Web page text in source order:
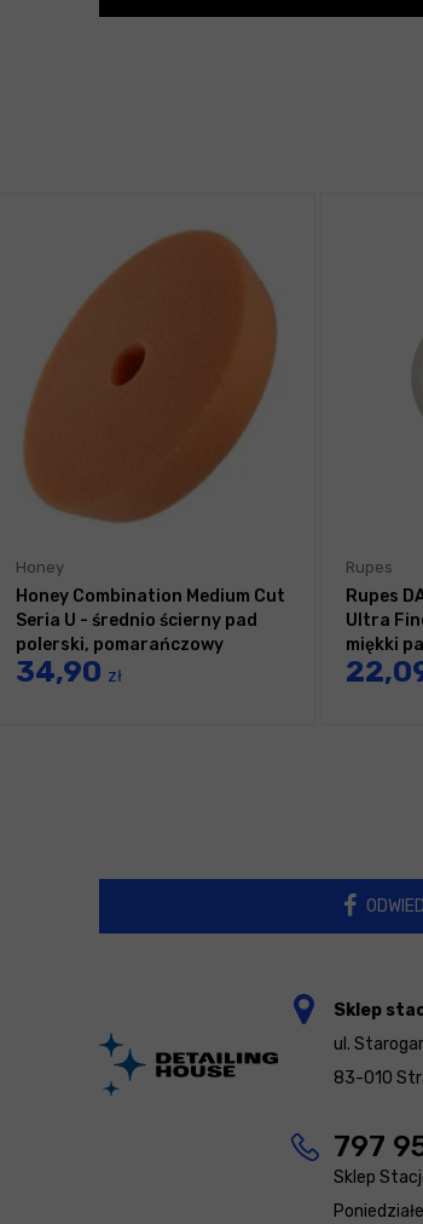
Honey
Honey Combination Medium Cut
Seria U - średnio ścierny pad
polerski, pomarańczowy
125/140/25mm
34,90 zł
Rupes
Rupes
Ultra
miękki
Sklep
ul.
83-010
797
Sklep